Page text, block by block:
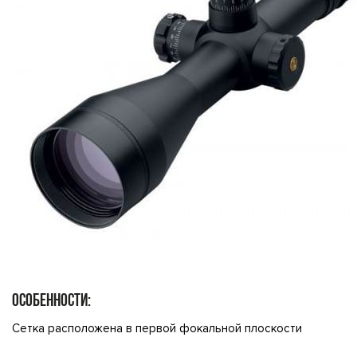
ОСОБЕННОСТИ:
Сетка расположена в первой фокальной плоскости